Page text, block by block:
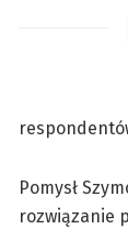
Pomysł
rozwiązanie